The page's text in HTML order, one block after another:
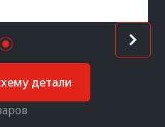
детали